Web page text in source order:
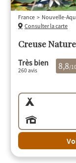
Creuse
France Nouvelle-
Consulter la carte
Très bien
260 avis 8,8/10